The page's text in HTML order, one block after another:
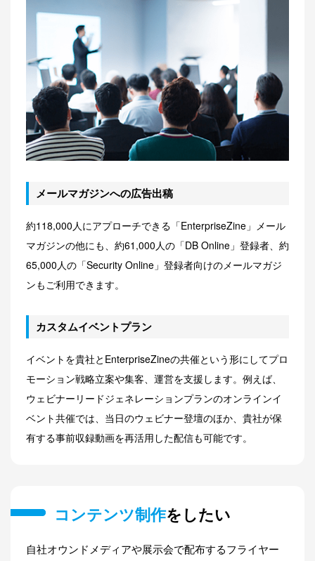
メールマガジンへの広告出稿
約118,000人にアプローチできる「EnterpriseZine」メール
マガジンの他にも、約61,000人の「DB Online」登録者、約
65,000人の「Security Online」登録者向けのメールマガジ
ンもご利用できます。
カスタムイベントプラン
イベントを貴社とEnterpriseZineの共催という形にしてプロ
モーション戦略立案や集客、運営を支援します。例えば、
ウェビナーリードジェネレーションプランのオンラインイ
ベント共催では、当日のウェビナー登壇のほか、貴社が保
有する事前収録動画を再活用した配信も可能です。
コンテンツ制作をしたい
自社オウンドメディアや展示会で配布するフライヤー